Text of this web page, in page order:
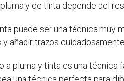
y de tinta depende del
puede ser una técnica muy
añadir trazos
a pluma y tinta es una
una técnica perfecta para